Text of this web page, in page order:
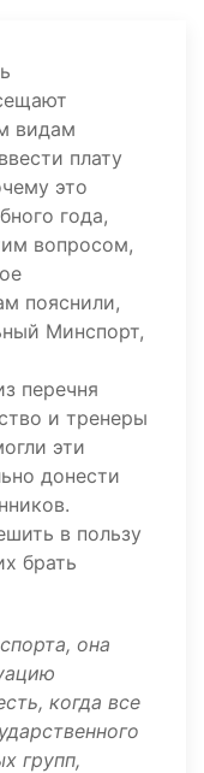
видам
плату
это
года,
вопросом,
пояснили,
Минспорт,
перечня
и тренеры
эти
донести
в пользу
брать
она
когда все
групп,